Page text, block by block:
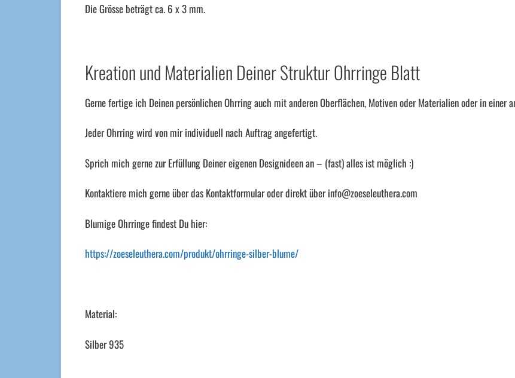
Die Grösse beträgt ca. 6 x 3 mm.
Kreation und Materialien Deiner Struktur Ohrringe Blatt
Gerne fertige ich Deinen persönlichen Ohrring auch mit anderen Oberflächen, Motiven oder Materialien oder in einer
Jeder Ohrring wird von mir individuell nach Auftrag angefertigt.
Sprich mich gerne zur Erfüllung Deiner eigenen Designideen an – (fast) alles ist möglich :)
Kontaktiere mich gerne über das Kontaktformular oder direkt über info@zoeseleuthera.com
Blumige Ohrringe findest Du hier:
https://zoeseleuthera.com/produkt/ohrringe-silber-blume/
Material:
Silber 935